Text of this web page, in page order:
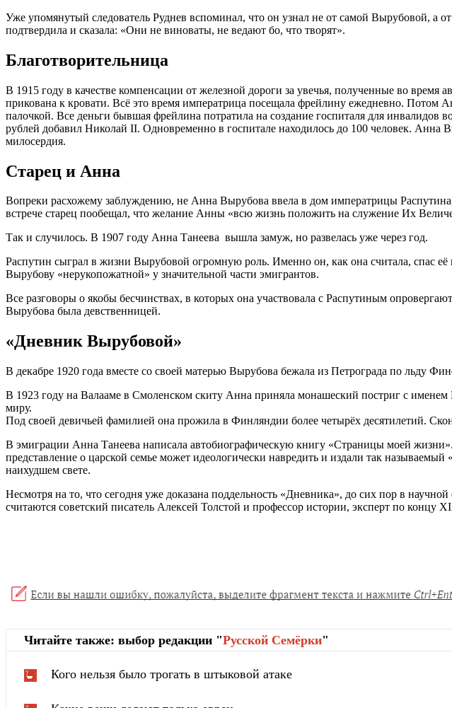
Уже упомянутый следователь Руднев вспоминал, что он узнал не от самой Вырубовой, а
подтвердила и сказала: «Они не виноваты, не ведают бо, что творят».
Благотворительница
В 1915 году в качестве компенсации от железной дороги за увечья, полученные во
прикована к кровати. Всё это время императрица посещала фрейлину ежедневно. Потом
палочкой. Все деньги бывшая фрейлина потратила на создание госпиталя для
рублей добавил Николай II. Одновременно в госпитале находилось до 100 человек. Анна
милосердия.
Старец и Анна
Вопреки расхожему заблуждению, не Анна Вырубова ввела в дом императрицы
встрече старец пообещал, что желание Анны «всю жизнь положить на служение Их
Так и случилось. В 1907 году Анна Танеева вышла замуж, но развелась уже через год.
Распутин сыграл в жизни Вырубовой огромную роль. Именно он, как она считала, спас
Вырубову «нерукопожатной» у значительной части эмигрантов.
Все разговоры о якобы бесчинствах, в которых она участвовала с Распутиным
Вырубова была девственницей.
«Дневник Вырубовой»
В декабре 1920 года вместе со своей матерью Вырубова бежала из Петрограда по льду
В 1923 году на Валааме в Смоленском скиту Анна приняла монашеский постриг с
миру.
Под своей девичьей фамилией она прожила в Финляндии более четырёх десятилетий.
В эмиграции Анна Танеева написала автобиографическую книгу «Страницы моей
представление о царской семье может идеологически навредить и издали так
наихудшем свете.
Несмотря на то, что сегодня уже доказана поддельность «Дневника», до сих пор в
считаются советский писатель Алексей Толстой и профессор истории, эксперт по концу
Читайте также: выбор редакции "Русской Cемёрки"
Кого нельзя было трогать в штыковой атаке